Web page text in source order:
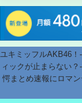
ユキミッフルAKB46
ィックが止まらない
愕まとめ速報にロマ